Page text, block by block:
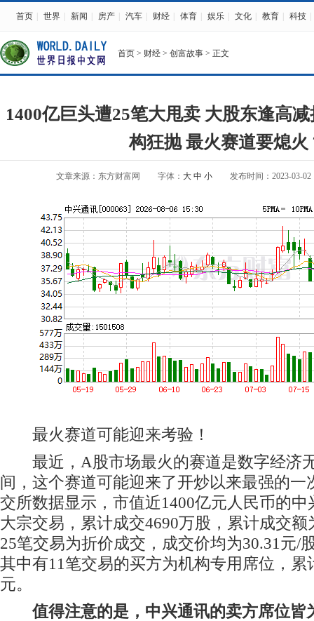
首页 世界 新闻 房产 汽车 财经 体育 娱乐 文化 教育 科技
首页 > 财经 > 创富故事 > 正文
1400亿巨头遭25笔大甩卖 大股东逢高
构狂抛 最火赛道要熄火
文章来源：东方财富网 字体： 大 中 小 发布时间：2023-03-02
最火赛道可能迎来考验！
最近，A股市场最火的赛道是数字经济
间，这个赛道可能迎来了开炒以来最强的一
交所数据显示，市值近1400亿元人民币的
大宗交易，累计成交4690万股，累计成交额
25笔交易为折价成交，成交价均为30.31元/
其中有11笔交易的买方为机构专用席位，累
元。
值得注意的是，中兴通讯的卖方席位皆